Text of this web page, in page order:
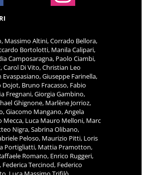
Massimo Altini, Corrado Bellora,
Bortolotti, Manila Calipari,
Camposaragna, Paolo Ciambi,
Carol Di Vito, Christian Leo
Giuseppe Farinella,
Bruno Fracasso, Fabio
Fregnani, Giorgia Gambino,
Ghignone, Marlène Jorrioz,
Giacomo Mangano, Angela
Mecca, Luca Mauro Melloni, Marc
Nigra, Sabrina Olibano,
Peloso, Maurizio Pitti, Loris
Portigliatti, Mattia Pramotton,
Romano, Enrico Ruggeri,
Federica Tercinod, Federico